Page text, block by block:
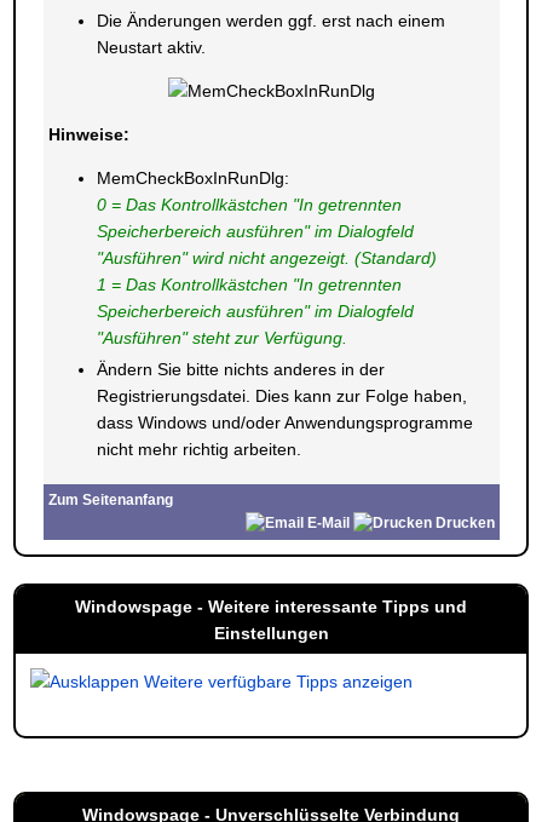
Die Änderungen werden ggf. erst nach einem
Neustart aktiv.
Hinweise:
MemCheckBoxInRunDlg:
0 = Das Kontrollkästchen "In getrennten
Speicherbereich ausführen" im Dialogfeld
"Ausführen" wird nicht angezeigt. (Standard)
1 = Das Kontrollkästchen "In getrennten
Speicherbereich ausführen" im Dialogfeld
"Ausführen" steht zur Verfügung.
Ändern Sie bitte nichts anderes in der
Registrierungsdatei. Dies kann zur Folge haben,
dass Windows und/oder Anwendungsprogramme
nicht mehr richtig arbeiten.
Zum Seitenanfang
E-Mail
Drucken
Windowspage - Weitere interessante Tipps und
Einstellungen
Weitere verfügbare Tipps anzeigen
Windowspage - Unverschlüsselte Verbindung